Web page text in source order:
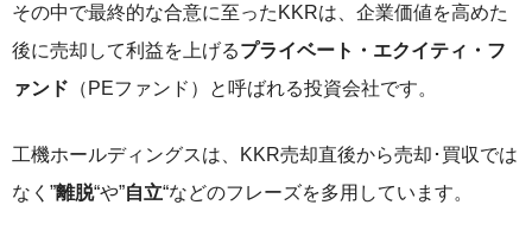
その中で最終的な合意に至ったKKRは、企業価値を高めた
後に売却して利益を上げるプライベート・エクイティ・フ
ァンド （PEファンド）と呼ばれる投資会社です。
工機ホールディングスは、KKR売却直後から売却･買収では
なく”離脱“や”自立“などのフレーズを多用しています。